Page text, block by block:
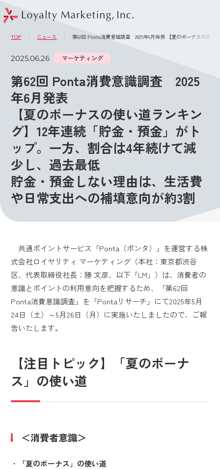
TOP ニュース 第62回 Ponta消費意識調査 2025年6月発表 【夏のボーナスの使
2025.06.26 マーケティング
第62回 Ponta消費意識調査 2025
年6月発表
【夏のボーナスの使い道ランキン
グ】12年連続「貯金・預金」がト
ップ。一方、割合は4年続けて減
少し、過去最低
貯金・預金しない理由は、生活費
や日常支出への補填意向が約3割
共通ポイントサービス「Ponta（ポンタ）」を運営する株
式会社ロイヤリティ マーケティング（本社：東京都渋谷
区、代表取締役社長：勝 文彦、以下「LM」）は、消費者の
意識とポイントの利用意向を把握するため、「第62回
Ponta消費意識調査」を「Pontaリサーチ」にて2025年5月
24日（土）～5月26日（月）に実施いたしましたので、ご報
告いたします。
【注目トピック】
「夏のボーナ
ス」の使い道
＜消費者意識＞
・
「夏のボーナス」の使い道